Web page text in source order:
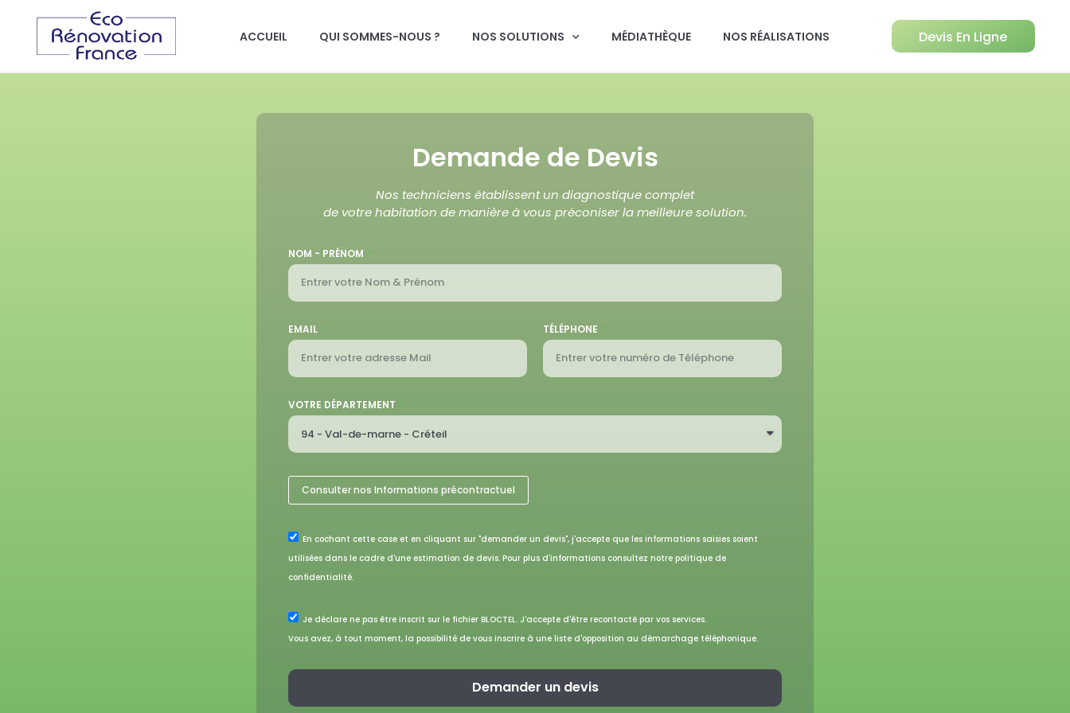
ACCUEIL QUI SOMMES-NOUS ? NOS SOLUTIONS MÉDIATHÈQUE NOS RÉALISATIONS Devis En Ligne
Demande de Devis
Nos techniciens établissent un diagnostique complet
de votre habitation de manière à vous préconiser la meilleure solution.
NOM - PRÉNOM
EMAIL TÉLÉPHONE
VOTRE DÉPARTEMENT
Consulter nos Informations précontractuel
En cochant cette case et en cliquant sur "demander un devis", j'accepte que les informations saisies soient
utilisées dans le cadre d'une estimation de devis. Pour plus d'informations consultez notre politique de
confidentialité.
Je déclare ne pas être inscrit sur le fichier BLOCTEL. J'accepte d'être recontacté par vos services.
Vous avez, à tout moment, la possibilité de vous inscrire à une liste d'opposition au démarchage téléphonique.
Demander un devis